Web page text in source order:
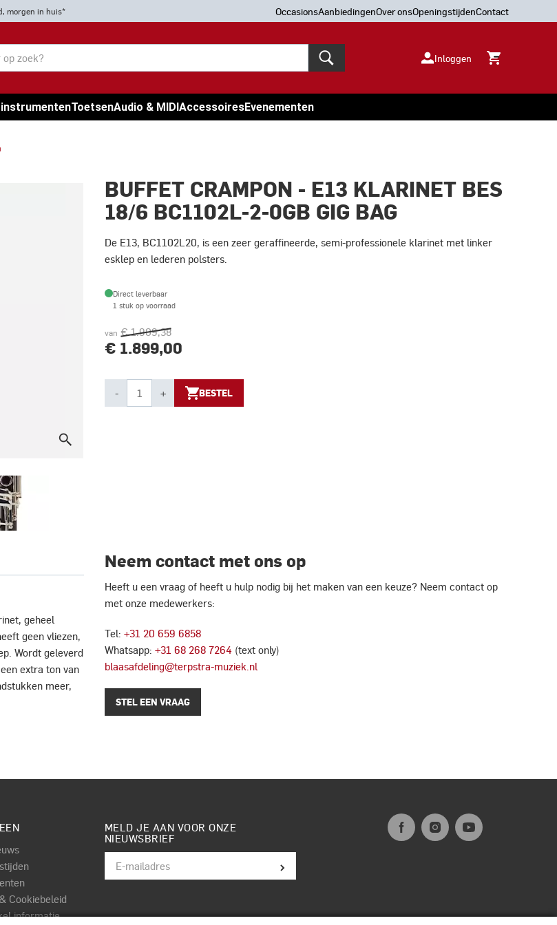
morgen in huis* OccasionsAanbiedingenOver onsOpeningstijdenContact
Inloggen
ToetsenAudio & MIDIAccessoiresEvenementen
BUFFET CRAMPON - E13 KLARINET BES
18/6 BC1102L-2-0GB GIG BAG
De E13, BC1102L20, is een zeer geraffineerde, semi-professionele klarinet met linker
esklep en lederen polsters.
Direct leverbaar
1 stuk op voorraad
van € 1.909,38
€ 1.899,00
- + BESTEL
geheel
geen vliezen,
Wordt geleverd
extra ton van
meer,
Neem contact met ons op
Heeft u een vraag of heeft u hulp nodig bij het maken van een keuze? Neem contact op
met onze medewerkers:
Tel: +31 20 659 6858
Whatsapp: +31 68 268 7264 (text only)
blaasafdeling@terpstra-muziek.nl
STEL EEN VRAAG
Cookiebeleid
informatie
MELD JE AAN VOOR ONZE
NIEUWSBRIEF